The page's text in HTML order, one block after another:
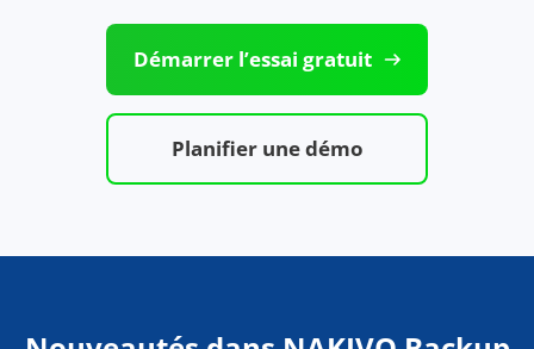
Prêt à vous lancer ?
Démarrer l’essai gratuit